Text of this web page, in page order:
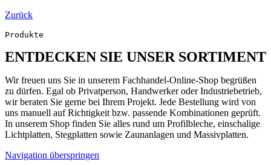
Zurück
Produkte
ENTDECKEN SIE UNSER SORTIMENT
Wir freuen uns Sie in unserem Fachhandel-Online-Shop begrüßen
zu dürfen. Egal ob Privatperson, Handwerker oder Industriebetrieb,
wir beraten Sie gerne bei Ihrem Projekt. Jede Bestellung wird von
uns manuell auf Richtigkeit bzw. passende Kombinationen geprüft.
In unserem Shop finden Sie alles rund um Profilbleche, einschalige
Lichtplatten, Stegplatten sowie Zaunanlagen und Massivplatten.
Navigation überspringen